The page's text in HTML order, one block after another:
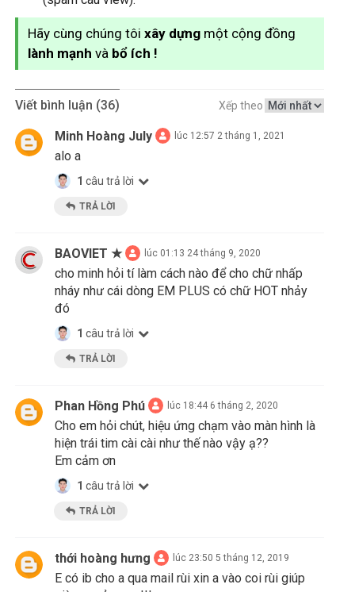
Hãy cùng chúng tôi xây dựng một cộng đồng
lành mạnh và bổ ích !
Viết bình luận (36) Xếp theo
Minh Hoàng July lúc 12:57 2 tháng 1, 2021
alo a
1 câu trả lời
TRẢ LỜI
BAOVIET ★ lúc 01:13 24 tháng 9, 2020
cho minh hỏi tí làm cách nào để cho chữ nhấp
nháy như cái dòng EM PLUS có chữ HOT nhảy
đó
1 câu trả lời
TRẢ LỜI
Phan Hồng Phú lúc 18:44 6 tháng 2, 2020
Cho em hỏi chút, hiệu ứng chạm vào màn hình là
hiện trái tim cài cài như thế nào vậy ạ??
Em cảm ơn
1 câu trả lời
TRẢ LỜI
thới hoàng hưng lúc 23:50 5 tháng 12, 2019
E có ib cho a qua mail rùi xin a vào coi rùi giúp